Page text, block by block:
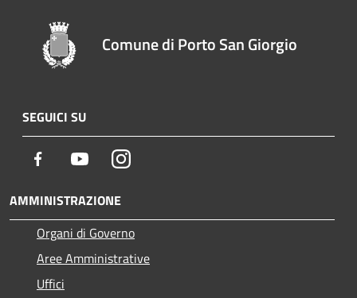
Comune di Porto San Giorgio
SEGUICI SU
Facebook YoutubeInstagram
AMMINISTRAZIONE
Organi di Governo
Aree Amministrative
Uffici